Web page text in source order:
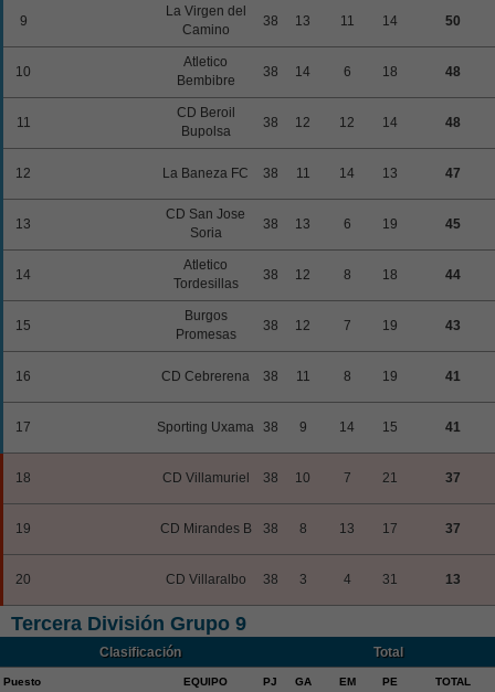
9
La Virgen del
Camino
38 13 11 14 50
10
Atletico
Bembibre
38 14 6 18 48
11
CD Beroil
Bupolsa
38 12 12 14 48
12 La Baneza FC 38 11 14 13 47
13
CD San Jose
Soria
38 13 6 19 45
14
Atletico
Tordesillas
38 12 8 18 44
15
Burgos
Promesas
38 12 7 19 43
16 CD Cebrerena 38 11 8 19 41
17 Sporting Uxama 38 9 14 15 41
18 CD Villamuriel 38 10 7 21 37
19 CD Mirandes B 38 8 13 17 37
20 CD Villaralbo 38 3 4 31 13
Tercera División Grupo 9
Clasificación Total
Puesto EQUIPO PJ GA EM PE TOTAL